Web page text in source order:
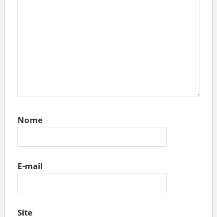
Nome
E-mail